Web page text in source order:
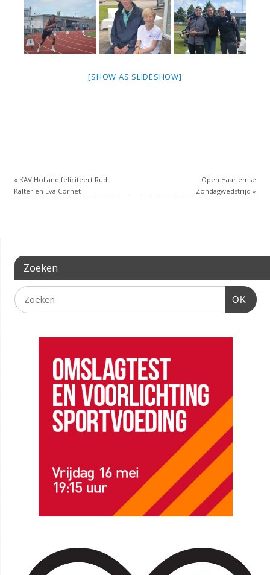
[SHOW AS SLIDESHOW]
«KAV Holland feliciteert Rudi
Kalter en Eva Cornet
Open Haarlemse
Zondagwedstrijd»
Zoeken
OK